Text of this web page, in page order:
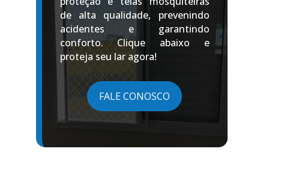
de alta qualidade, prevenindo
acidentes e garantindo
conforto. Clique abaixo e
proteja seu lar agora!
FALE CONOSCO